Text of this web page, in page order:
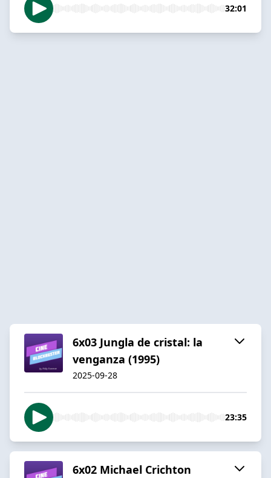
32:01
6x03 Jungla de cristal: la
venganza (1995)
2025-09-28
23:35
6x02 Michael Crichton